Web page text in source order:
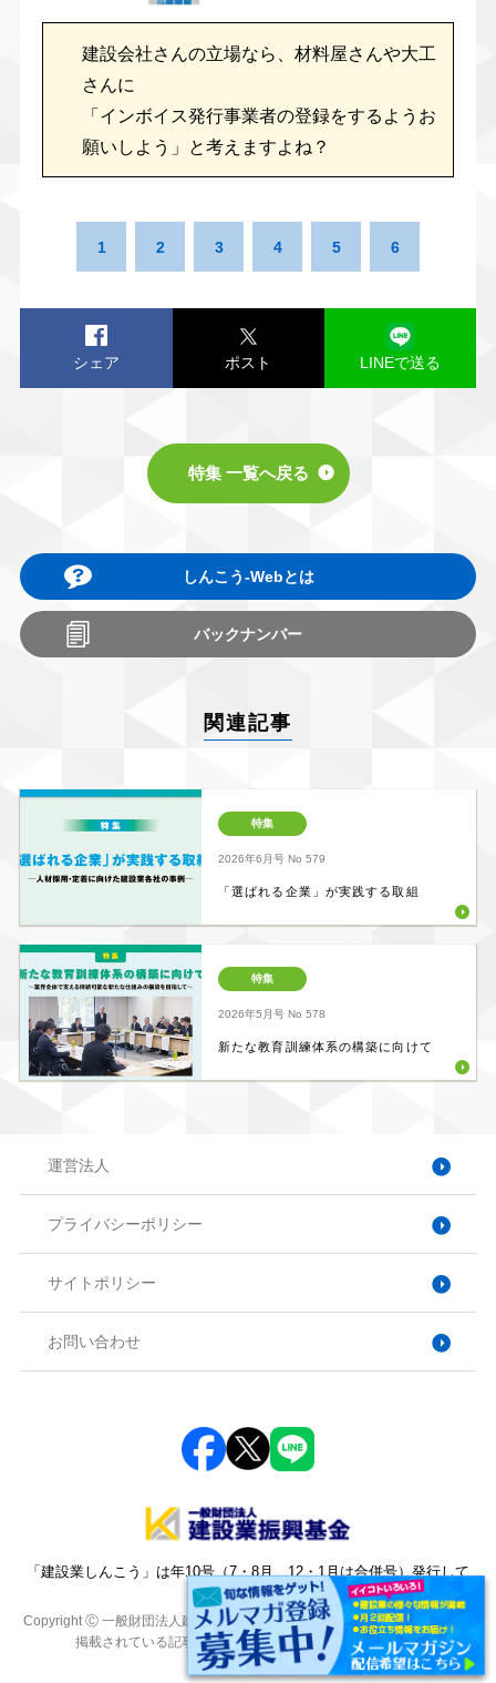
建設会社さんの立場なら、材料屋さんや大工
さんに
「インボイス発行事業者の登録をするようお
願いしよう」と考えますよね？
1 2 3 4 5 6
シェア ポスト LINEで送る
特集 一覧へ戻る
しんこう-Webとは
バックナンバー
関連記事
特集
2026年6月号No 579
「選ばれる企業」が実践する取組
特集
2026年5月号No 578
新たな教育訓練体系の構築に向けて
運営法人
プライバシーポリシー
サイトポリシー
お問い合わせ
「建設業しんこう」は年10号（7・8月、12・1月は合併号）発行して
おります。
Copyright Ⓒ 一般財団法人建設業振興基金. All Rights Reserved. 本サイトに
掲載されている記事・写真・図表などの転載を禁じます。